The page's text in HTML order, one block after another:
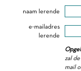
naam lerende
e-mailadres
lerende
zal
mail